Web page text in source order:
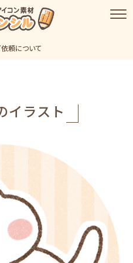
依頼について
イラスト